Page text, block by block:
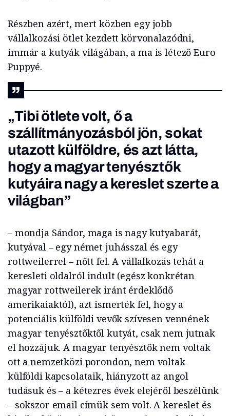
Részben azért, mert közben egy jobb
vállalkozási ötlet kezdett körvonalazódni,
immár a kutyák világában, a ma is létező Euro
Puppyé.
„Tibi ötlete volt, ő a
szállítmányozásból jön, sokat
utazott külföldre, és azt látta,
hogy a magyar tenyésztők
kutyáira nagy a kereslet szerte a
világban”
– mondja Sándor, maga is nagy kutyabarát,
kutyával – egy német juhásszal és egy
rottweilerrel – nőtt fel. A vállalkozás tehát a
keresleti oldalról indult (egész konkrétan
magyar rottweilerek iránt érdeklődő
amerikaiaktól), azt ismerték fel, hogy a
potenciális külföldi vevők szívesen vennének
magyar tenyésztőktől kutyát, csak nem jutnak
el hozzájuk. A magyar tenyésztők nem voltak
ott a nemzetközi porondon, nem voltak
külföldi kapcsolataik, hiányzott az angol
tudásuk és – a kétezres évek elejéről beszélünk
– sokszor email címük sem volt. A kereslet és